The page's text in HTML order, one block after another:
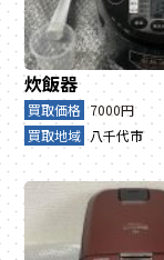
炊飯器
買取価格 7000円
買取地域 八千代市